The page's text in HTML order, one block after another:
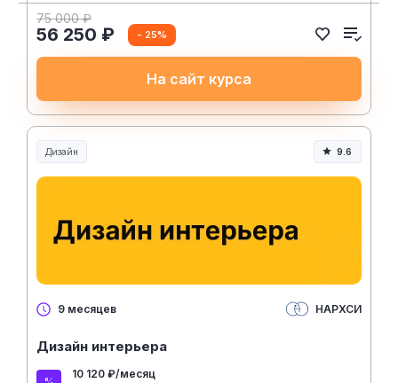
75 000 ₽
56 250 ₽ - 25%
На сайт курса
Дизайн 9.6
9 месяцев НАРХСИ
Дизайн интерьера
10 120 ₽/месяц